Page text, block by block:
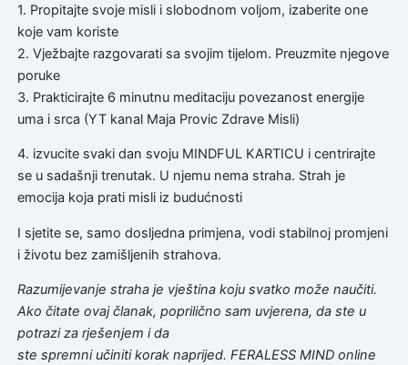
1. Propitajte svoje misli i slobodnom voljom, izaberite one
koje vam koriste
2. Vježbajte razgovarati sa svojim tijelom. Preuzmite njegove
poruke
3. Prakticirajte 6 minutnu meditaciju povezanost energije
uma i srca (YT kanal Maja Provic Zdrave Misli)
4. izvucite svaki dan svoju MINDFUL KARTICU i centrirajte
se u sadašnji trenutak. U njemu nema straha. Strah je
emocija koja prati misli iz budućnosti
I sjetite se, samo dosljedna primjena, vodi stabilnoj promjeni
i životu bez zamišljenih strahova.
Razumijevanje straha je vještina koju svatko može naučiti.
Ako čitate ovaj članak, poprilično sam uvjerena, da ste u
potrazi za rješenjem i da
ste spremni učiniti korak naprijed. FERALESS MIND online